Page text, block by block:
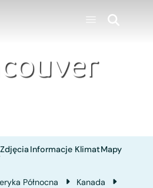
Zdjęcia Informacje KlimatMapy
Północna
Kanada